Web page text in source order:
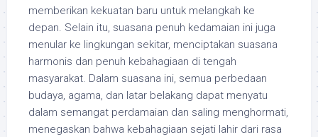
memberikan kekuatan baru untuk melangkah ke
depan. Selain itu, suasana penuh kedamaian ini juga
menular ke lingkungan sekitar, menciptakan suasana
harmonis dan penuh kebahagiaan di tengah
masyarakat. Dalam suasana ini, semua perbedaan
budaya, agama, dan latar belakang dapat menyatu
dalam semangat perdamaian dan saling menghormati,
menegaskan bahwa kebahagiaan sejati lahir dari rasa